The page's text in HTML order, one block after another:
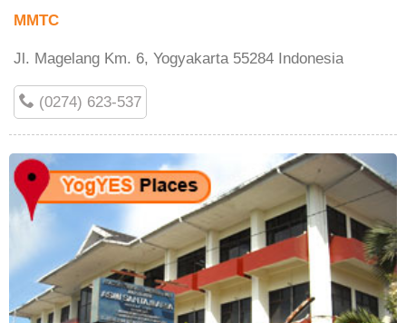
MMTC
Jl. Magelang Km. 6, Yogyakarta 55284 Indonesia
(0274) 623-537